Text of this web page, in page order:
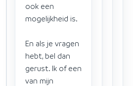
ook een
mogelijkheid is.
En als je vragen
hebt, bel dan
gerust. Ik of een
van mijn